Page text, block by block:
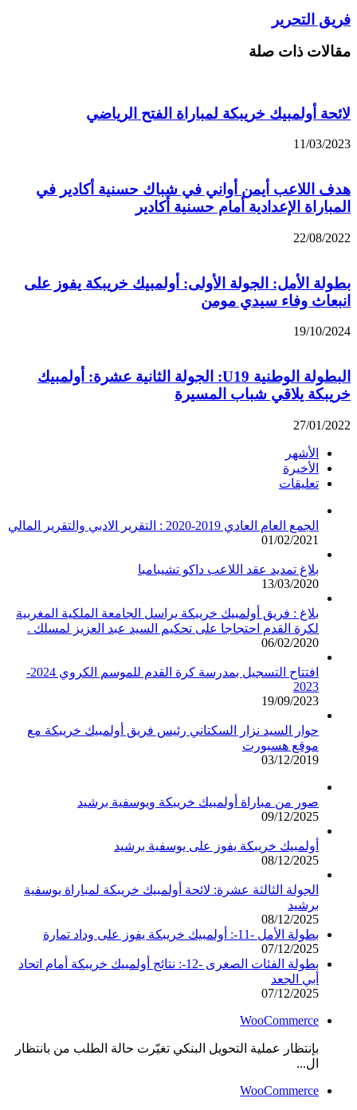
فريق التحرير
مقالات ذات صلة
لائحة أولمبيك خريبكة لمباراة الفتح الرياضي
11/03/2023
هدف اللاعب أيمن أواني في شباك حسنية أكادير في
المباراة الإعدادية أمام حسنية أكادير
22/08/2022
بطولة الأمل: الجولة الأولى: أولمبيك خريبكة يفوز على
انبعاث وفاء سيدي مومن
19/10/2024
البطولة الوطنية U19: الجولة الثانية عشرة: أولمبيك
خريبكة يلاقي شباب المسيرة
27/01/2022
الأشهر
الأخيرة
تعليقات
الجمع العام العادي 2019-2020 : التقرير الادبي والتقرير المالي
01/02/2021
بلاغ تمديد عقد اللاعب داكو تشيبامبا
13/03/2020
بلاغ : فريق أولمبيك خريبكة يراسل الجامعة الملكية المغربية
لكرة القدم احتجاجا على تحكيم السيد عبد العزيز لمسلك .
06/02/2020
افتتاح التسجيل بمدرسة كرة القدم للموسم الكروي 2024-
2023
19/09/2023
حوار السيد نزار السكتاني رئيس فريق أولمبيك خريبكة مع
موقع هسبورت
03/12/2019
صور من مباراة أولمبيك خريبكة ويوسفية برشيد
09/12/2025
أولمبيك خريبكة يفوز على يوسفية برشيد
08/12/2025
الجولة الثالثة عشرة: لائحة أولمبيك خريبكة لمباراة يوسفية
برشيد
08/12/2025
بطولة الأمل -11-: أولمبيك خريبكة يفوز على وداد تمارة
07/12/2025
بطولة الفئات الصغرى -12-: نتائج أولمبيك خريبكة أمام اتحاد
أبي الجعد
07/12/2025
WooCommerce
بإنتظار عملية التحويل البنكي تغيّرت حالة الطلب من بانتظار
ال...
WooCommerce